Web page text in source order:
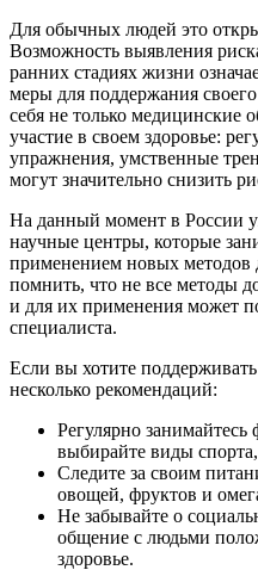
Для обычных людей это
Возможность выявления
ранних стадиях жизни
меры для поддержания
себя не только медицинские
участие в своем здоровье:
упражнения, умственные
могут значительно снизить
На данный момент в России
научные центры, которые
применением новых методов
помнить, что не все методы
и для их применения может
специалиста.
Если вы хотите
несколько рекомендаций:
Регулярно
выбирайте виды
Следите за своим
овощей, фруктов и
Не забывайте о
общение с людьми
здоровье.